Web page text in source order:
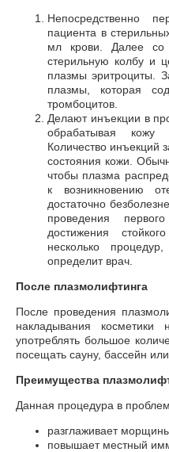
Непосредственно
пациента в
мл крови. Далее
стерильную колбу и
плазмы эритроциты.
плазмы, которая
тромбоцитов.
Делают инъекции в
обрабатывая кожу
Количество инъекций
состояния кожи.
чтобы плазма
к возникновению
достаточно
проведения
достижения
несколько
определит врач.
После плазмолифтинга
После проведения
накладывания косметики
употреблять большое
посещать сауну, бассейн
Преимущества
Данная процедура в
разглаживает
повышает местный